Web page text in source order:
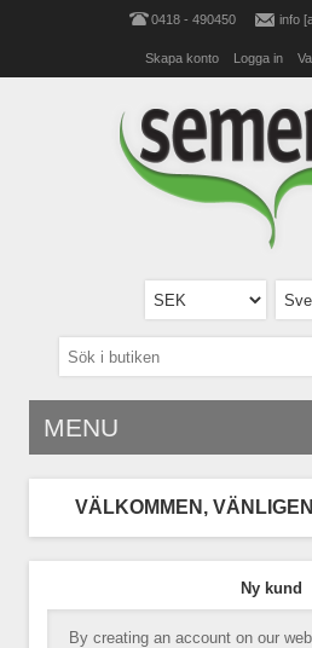
0418 - 490450 info
Skapa konto Logga in
MENU
VÄLKOMMEN,
Ny kund
By creating an account on our